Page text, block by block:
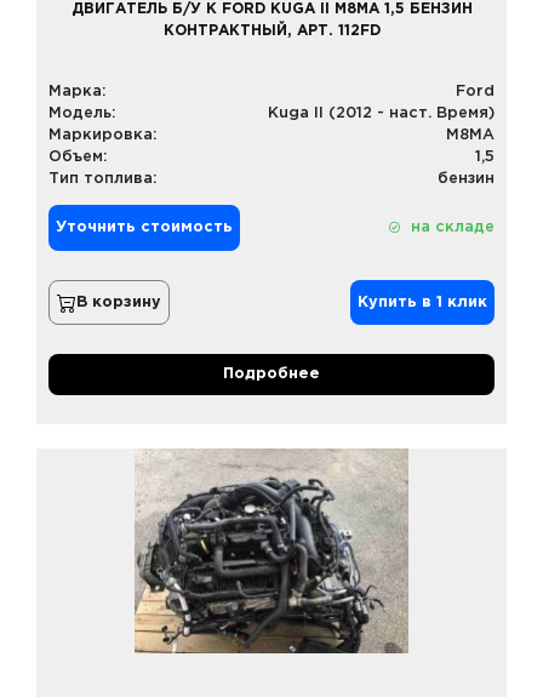
ДВИГАТЕЛЬ Б/У К FORD KUGA II M8MA 1,5 БЕНЗИН
КОНТРАКТНЫЙ, АРТ. 112FD
Марка:
Ford
Модель:
Kuga II (2012 - наст. Время)
Маркировка:
M8MA
Объем:
1,5
Тип топлива:
бензин
Уточнить стоимость на складе
В корзину Купить в 1 клик
Подробнее